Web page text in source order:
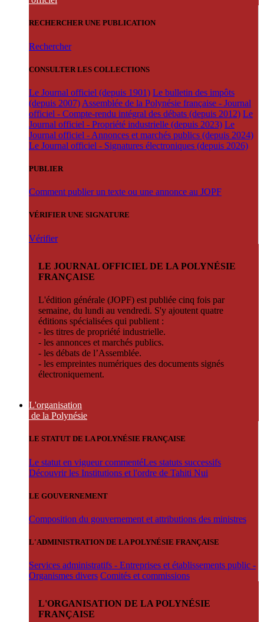
RECHERCHER UNE PUBLICATION
Rechercher
CONSULTER LES COLLECTIONS
Le Journal officiel (depuis 1901) Le bulletin des impôts
(depuis 2007) Assemblée de la Polynésie française - Journal
officiel - Compte-rendu intégral des débats (depuis 2012) Le
Journal officiel - Propriété industrielle (depuis 2023) Le
Journal officiel - Annonces et marchés publics (depuis 2024)
Le Journal officiel - Signatures électroniques (depuis 2026)
PUBLIER
Comment publier un texte ou une annonce au JOPF
VÉRIFIER UNE SIGNATURE
Vérifier
LE JOURNAL OFFICIEL DE LA POLYNÉSIE
FRANÇAISE
L'édition générale (JOPF) est publiée cinq fois par
semaine, du lundi au vendredi. S'y ajoutent quatre
éditions spécialisées qui publient :
- les titres de propriété industrielle.
- les annonces et marchés publics.
- les débats de l’Assemblée.
- les empreintes numériques des documents signés
électroniquement.
L'organisation
de la Polynésie
LE STATUT DE LA POLYNÉSIE FRANÇAISE
Le statut en vigueur commentéLes statuts successifs
Découvrir les Institutions et l'ordre de Tahiti Nui
LE GOUVERNEMENT
Composition du gouvernement et attributions des ministres
L'ADMINISTRATION DE LA POLYNÉSIE FRANÇAISE
Services administratifs - Entreprises et établissements public -
Organismes divers Comités et commissions
L'ORGANISATION DE LA POLYNÉSIE
FRANÇAISE